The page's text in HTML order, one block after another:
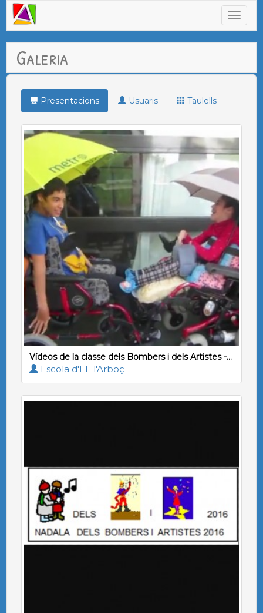
Galeria
Presentacions Usuaris Taulells
Vídeos de la classe dels Bombers i dels Artistes -...
Escola d'EE l'Arboç